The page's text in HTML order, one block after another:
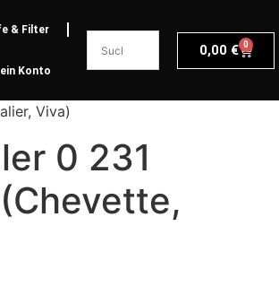
& Filter
Konto
0,00 € 0
Viva)
0 231